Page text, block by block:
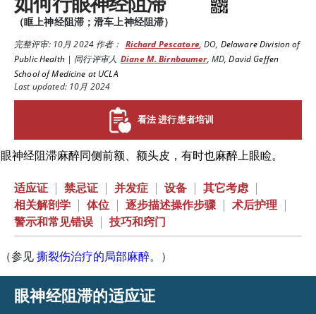
（眶上神经阻滞；滑车上神经阻滞）
完整评审:10月 2024作者： Richard Pescatore,DO, Delaware Division of
Public Health| 同行评审人 Diane M. Birnbaumer, MD,David Geffen
School of Medicine at UCLA
Last updated: 10月 2024
看法 进行患者培训
眼神经阻滞麻醉同侧前额、额头皮，有时也麻醉上眼睑。
适应证 | 禁忌证 | 并发症 | 设备 | 其它考虑 |
相关解剖学 | 体位 | 逐步描述操作步骤 | 术后护理 |
警示和常见错误 | 技巧和窍门
（参见撕裂伤治疗的局部麻醉。）
眼神经阻滞的适应证